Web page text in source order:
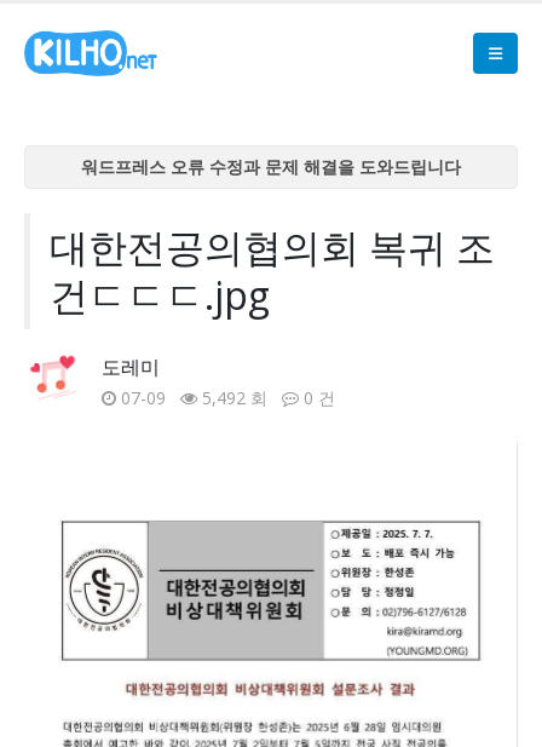
워드프레스 오류 수정과 문제 해결을 도와드립니다
워드프레스 오류 수정과 문제 해결을 도와드립니다
워드프레스 오류 수정과 문제 해결을 도와드립니다
워드프레스 오류 수정과 문제 해결을 도와드립니다
대한전공의협의회 복귀 조
건ㄷㄷㄷ.jpg
도레미
07-09 5,492 회 0 건